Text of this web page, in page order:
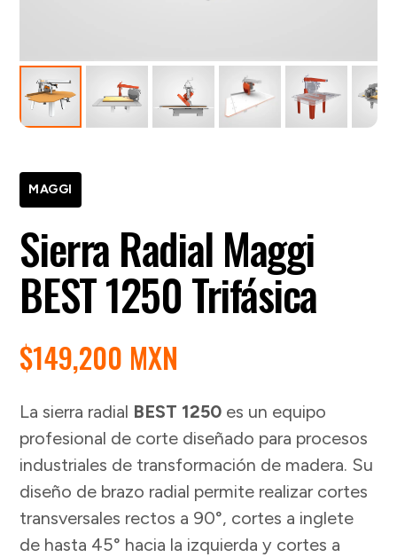
MAGGI
Sierra Radial Maggi
BEST 1250 Trifásica
$149,200 MXN
La sierra radial BEST 1250 es un equipo
profesional de corte diseñado para procesos
industriales de transformación de madera. Su
diseño de brazo radial permite realizar cortes
transversales rectos a 90°, cortes a inglete
de hasta 45° hacia la izquierda y cortes a